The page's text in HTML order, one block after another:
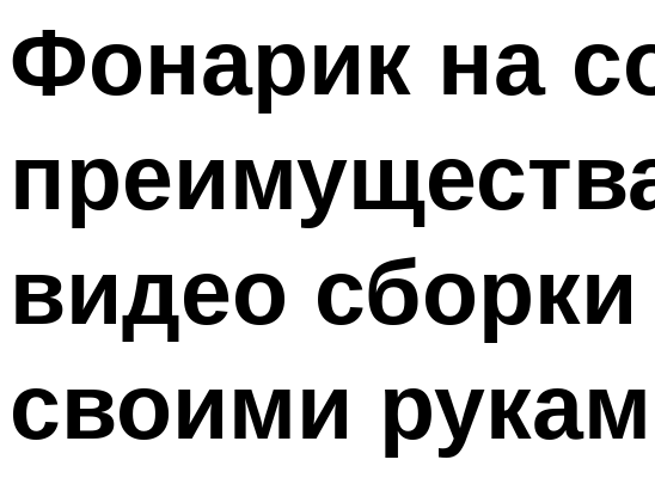
Фонарик на
видео
своими